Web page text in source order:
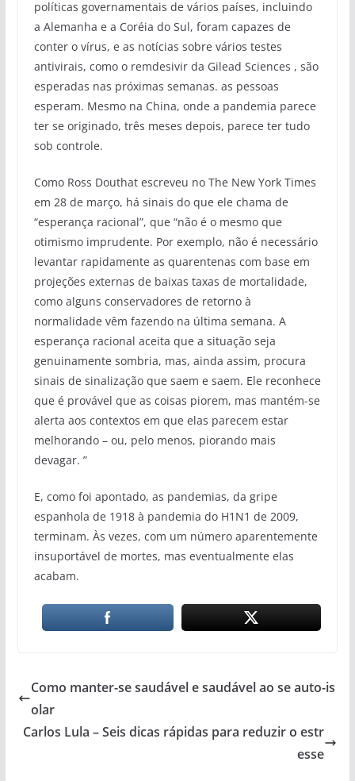
políticas governamentais de vários países, incluindo
a Alemanha e a Coréia do Sul, foram capazes de
conter o vírus, e as notícias sobre vários testes
antivirais, como o remdesivir da Gilead Sciences , são
esperadas nas próximas semanas. as pessoas
esperam. Mesmo na China, onde a pandemia parece
ter se originado, três meses depois, parece ter tudo
sob controle.
Como Ross Douthat escreveu no The New York Times
em 28 de março, há sinais do que ele chama de
“esperança racional”, que “não é o mesmo que
otimismo imprudente. Por exemplo, não é necessário
levantar rapidamente as quarentenas com base em
projeções externas de baixas taxas de mortalidade,
como alguns conservadores de retorno à
normalidade vêm fazendo na última semana. A
esperança racional aceita que a situação seja
genuinamente sombria, mas, ainda assim, procura
sinais de sinalização que saem e saem. Ele reconhece
que é provável que as coisas piorem, mas mantém-se
alerta aos contextos em que elas parecem estar
melhorando – ou, pelo menos, piorando mais
devagar. ”
E, como foi apontado, as pandemias, da gripe
espanhola de 1918 à pandemia do H1N1 de 2009,
terminam. Às vezes, com um número aparentemente
insuportável de mortes, mas eventualmente elas
acabam.
Como manter-se saudável e saudável ao se auto-is
olar
Carlos Lula – Seis dicas rápidas para reduzir o estr
esse